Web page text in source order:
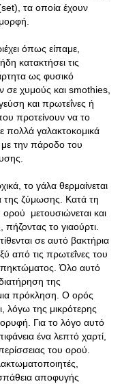
τα οποία έχουν
όπως είπαμε,
κατακτήσει τις
ως φυσικό
χυμούς και smothies,
και πρωτεΐνες ή
προτείνουν να το
πολλά γαλακτοκομικά
με την πάροδο του
το γάλα θερμαίνεται
της ζύμωσης. Κατά τη
μετουσιώνεται και
το γιαούρτι.
σε αυτό βακτήρια
από τις πρωτεΐνες του
πηκτώματος. Όλο αυτό
της
μια πρόκληση. Ο ορός
λόγω της μικρότερης
Για το λόγο αυτό
ένα λεπτό χαρτί,
του ορού.
αποφυγής